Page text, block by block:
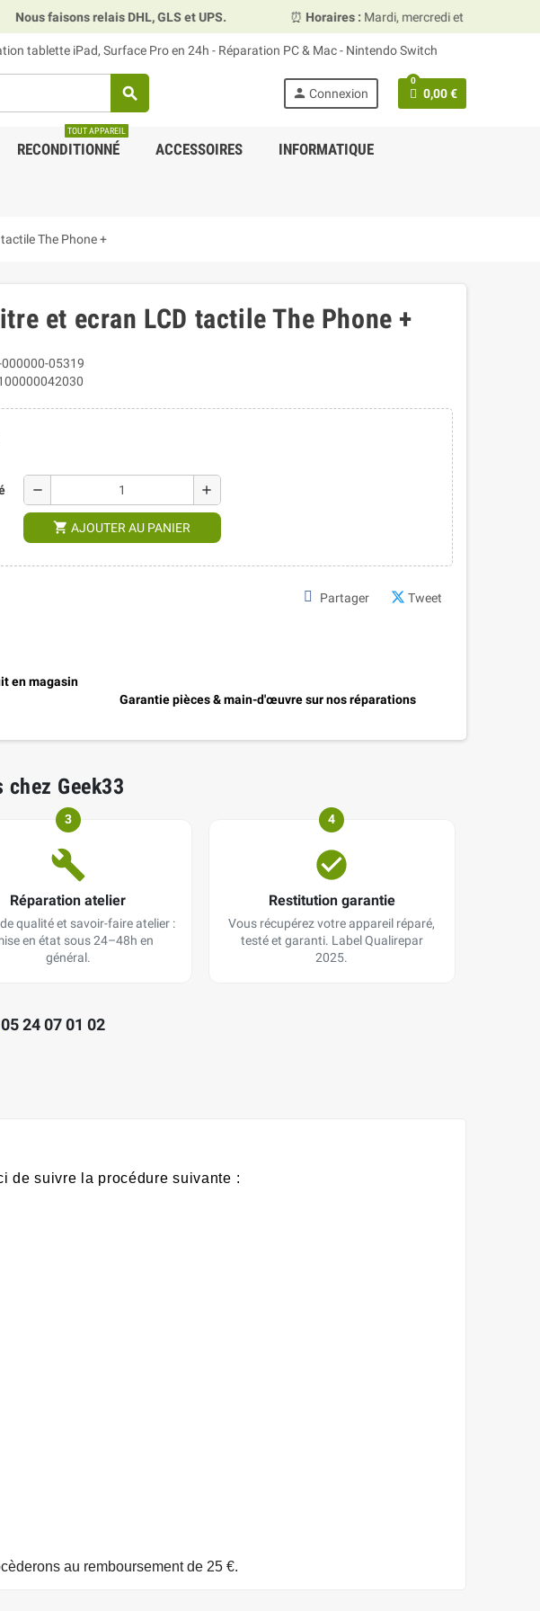
DHL, GLS et UPS. ⏰Horaires : Mardi, mercredi et vendredi 10h00–13h30 &
tablette iPad, Surface Pro en 24h - Réparation PC & Mac - Nintendo Switch
search person Connexion
0
0,00 €
RECONDITIONNÉ
TOUT APPAREIL
ACCESSOIRES INFORMATIQUE
The Phone +
et ecran LCD tactile The Phone +
000000-05319
remove add
shopping_cart AJOUTER AU PANIER
Partager Tweet
en magasin
Garantie pièces & main-d'œuvre sur nos réparations
Geek33
3
Réparation atelier
qualité et savoir-faire atelier :
en état sous 24–48h en
général.
4
Restitution garantie
Vous récupérez votre appareil réparé,
testé et garanti. Label Qualirepar
2025.
05 24 07 01 02
de suivre la procédure suivante :
au remboursement de 25 €.